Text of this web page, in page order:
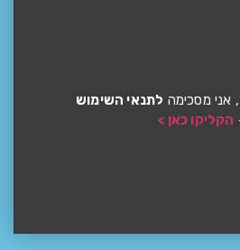
אני מסכימה לתנאי השימוש
הקליקו כאן >